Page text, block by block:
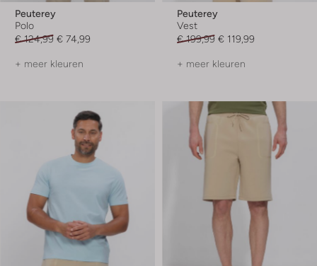
Peuterey
Polo
€ 124,99 € 74,99
+ meer kleuren
Peuterey
Vest
€ 199,99 € 119,99
+ meer kleuren